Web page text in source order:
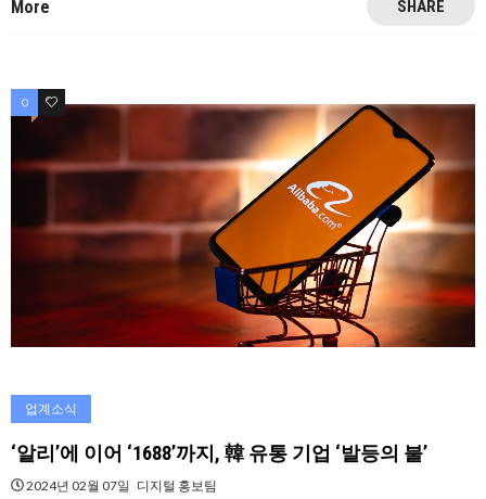
More SHARE
0 0
업계소식
‘알리’에 이어 ‘1688’까지, 韓 유통 기업 ‘발등의 불’
2024년 02월 07일 디지털 홍보팀